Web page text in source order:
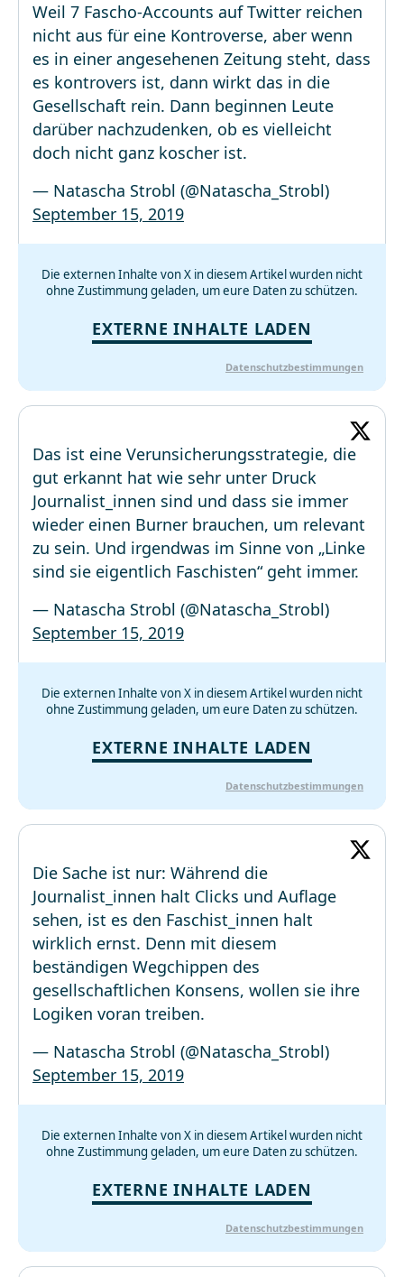
Weil 7 Fascho-Accounts auf Twitter reichen
nicht aus für eine Kontroverse, aber wenn
es in einer angesehenen Zeitung steht, dass
es kontrovers ist, dann wirkt das in die
Gesellschaft rein. Dann beginnen Leute
darüber nachzudenken, ob es vielleicht
doch nicht ganz koscher ist.
— Natascha Strobl (@Natascha_Strobl)
September 15, 2019
Die externen Inhalte von X in diesem Artikel wurden nicht
ohne Zustimmung geladen, um eure Daten zu schützen.
EXTERNE INHALTE LADEN
Datenschutzbestimmungen
Das ist eine Verunsicherungsstrategie, die
gut erkannt hat wie sehr unter Druck
Journalist_innen sind und dass sie immer
wieder einen Burner brauchen, um relevant
zu sein. Und irgendwas im Sinne von „Linke
sind sie eigentlich Faschisten“ geht immer.
— Natascha Strobl (@Natascha_Strobl)
September 15, 2019
Die externen Inhalte von X in diesem Artikel wurden nicht
ohne Zustimmung geladen, um eure Daten zu schützen.
EXTERNE INHALTE LADEN
Datenschutzbestimmungen
Die Sache ist nur: Während die
Journalist_innen halt Clicks und Auflage
sehen, ist es den Faschist_innen halt
wirklich ernst. Denn mit diesem
beständigen Wegchippen des
gesellschaftlichen Konsens, wollen sie ihre
Logiken voran treiben.
— Natascha Strobl (@Natascha_Strobl)
September 15, 2019
Die externen Inhalte von X in diesem Artikel wurden nicht
ohne Zustimmung geladen, um eure Daten zu schützen.
EXTERNE INHALTE LADEN
Datenschutzbestimmungen